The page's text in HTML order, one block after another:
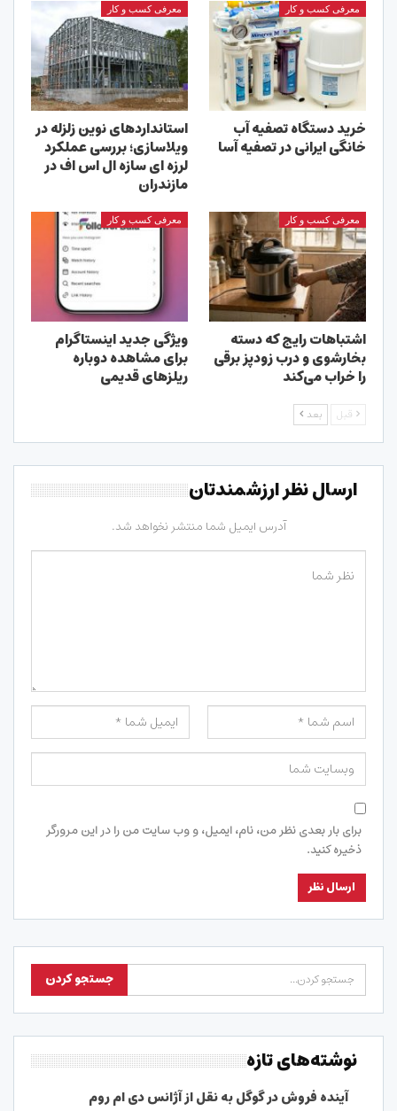
معرفی کسب و کار
خرید دستگاه تصفیه آب
خانگی ایرانی در تصفیه آسا
معرفی کسب و کار
استانداردهای نوین زلزله در
ویلاسازی؛ بررسی عملکرد
لرزه ای سازه ال اس اف در
مازندران
معرفی کسب و کار
اشتباهات رایج که دسته
بخارشوی و درب زودپز برقی
را خراب می‌کند
معرفی کسب و کار
ویژگی جدید اینستاگرام
برای مشاهده دوباره
ریلزهای قدیمی
قبل بعد
ارسال نظر ارزشمندتان
آدرس ایمیل شما منتشر نخواهد شد.
برای بار بعدی نظر من، نام، ایمیل، و وب سایت من را در این مرورگر
ذخیره کنید.
نوشته‌های تازه
آینده فروش در گوگل به نقل از آژانس دی ام روم